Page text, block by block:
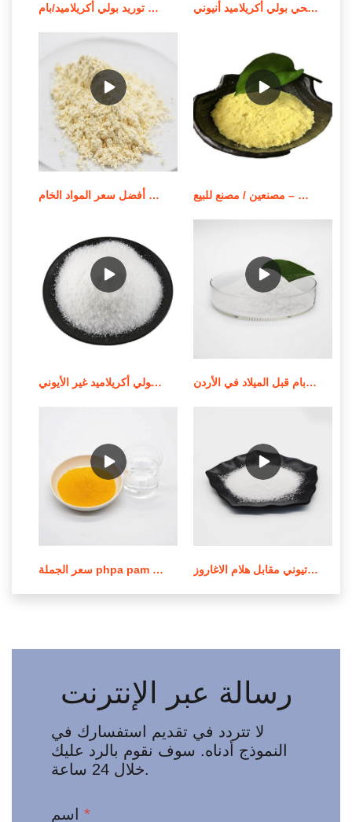
توريد بولي أكريلاميد/بام MSDS لمعالجة المياه في الصين الشركة المصنعة للمواد الكيميائية لمعالجة مياه الصرف الصحي بولي أكريلاميد أنيوني
أفضل سعر المواد الخام apam/مسحوق بولي أكريلاميد أنيوني بوليمر بولي أكريلاميد قابل للذوبان في الزيت – مصنعين / مصنع للبيع
استخدام وإشعار تطبيق بولي أكريلاميد غير الأيوني جودة عالية من الموردين الندف بام قبل الميلاد في الأردن
سعر الجملة phpa pam بولي أكريلاميد في لبنان عملية صنع بولي أكريلاميد الكاتيوني مقابل هلام الاغاروز
رسالة عبر الإنترنت
لا تتردد في تقديم استفسارك في
النموذج أدناه. سوف نقوم بالرد عليك
خلال 24 ساعة.
*